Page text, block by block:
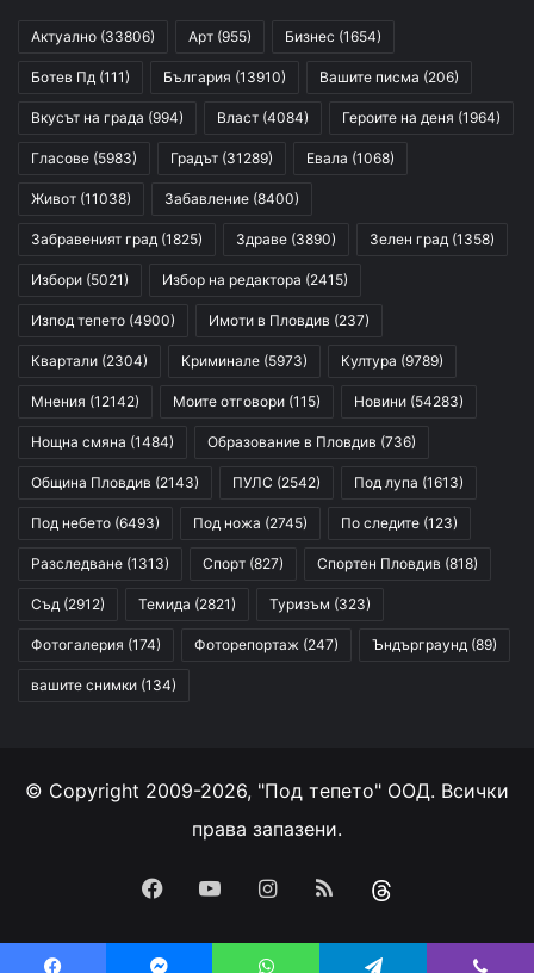
Актуално (33806) Арт (955) Бизнес (1654)
Ботев Пд (111) България (13910) Вашите писма (206)
Вкусът на града (994) Власт (4084) Героите на деня (1964)
Гласове (5983) Градът (31289) Евала (1068)
Живот (11038) Забавление (8400)
Забравеният град (1825) Здраве (3890) Зелен град (1358)
Избори (5021) Избор на редактора (2415)
Изпод тепето (4900) Имоти в Пловдив (237)
Квартали (2304) Криминале (5973) Култура (9789)
Мнения (12142) Моите отговори (115) Новини (54283)
Нощна смяна (1484) Образование в Пловдив (736)
Община Пловдив (2143) ПУЛС (2542) Под лупа (1613)
Под небето (6493) Под ножа (2745) По следите (123)
Разследване (1313) Спорт (827) Спортен Пловдив (818)
Съд (2912) Темида (2821) Туризъм (323)
Фотогалерия (174) Фоторепортаж (247) Ъндърграунд (89)
вашите снимки (134)
© Copyright 2009-2026, "Под тепето" ООД. Всички
права запазени.
Facebook
YouTubeInstagram
RSS